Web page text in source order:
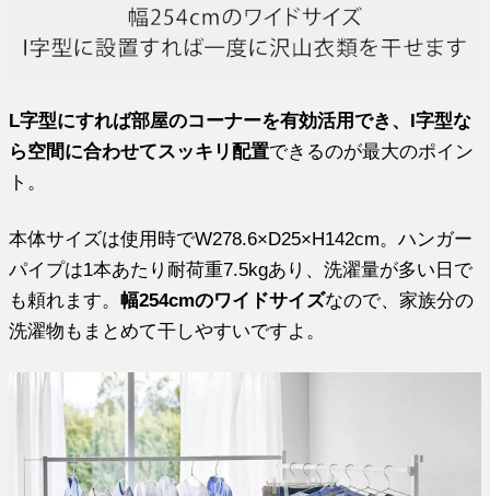
L字型にすれば部屋のコーナーを有効活用でき、I字型な
ら空間に合わせてスッキリ配置できるのが最大のポイン
ト。
本体サイズは使用時でW278.6×D25×H142cm。ハンガー
パイプは1本あたり耐荷重7.5kgあり、洗濯量が多い日で
も頼れます。幅254cmのワイドサイズなので、家族分の
洗濯物もまとめて干しやすいですよ。